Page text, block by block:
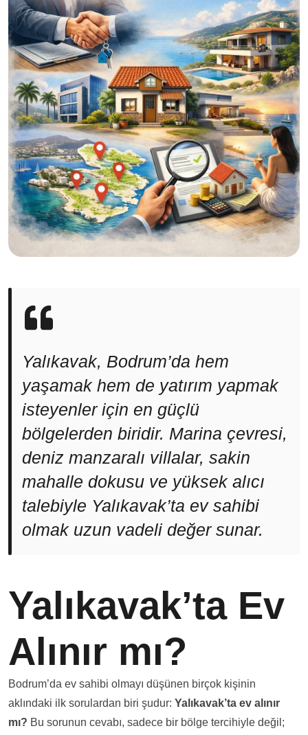
Yalıkavak, Bodrum’da hem
yaşamak hem de yatırım yapmak
isteyenler için en güçlü
bölgelerden biridir. Marina çevresi,
deniz manzaralı villalar, sakin
mahalle dokusu ve yüksek alıcı
talebiyle Yalıkavak’ta ev sahibi
olmak uzun vadeli değer sunar.
Yalıkavak’ta Ev
Alınır mı?
Bodrum’da ev sahibi olmayı düşünen birçok kişinin
aklındaki ilk sorulardan biri şudur: Yalıkavak’ta ev alınır
mı? Bu sorunun cevabı, sadece bir bölge tercihiyle değil;